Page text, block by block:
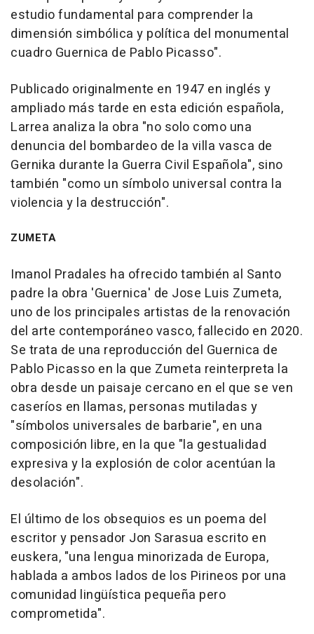
estudio fundamental para comprender la
dimensión simbólica y política del monumental
cuadro Guernica de Pablo Picasso".
Publicado originalmente en 1947 en inglés y
ampliado más tarde en esta edición española,
Larrea analiza la obra "no solo como una
denuncia del bombardeo de la villa vasca de
Gernika durante la Guerra Civil Española", sino
también "como un símbolo universal contra la
violencia y la destrucción".
ZUMETA
Imanol Pradales ha ofrecido también al Santo
padre la obra 'Guernica' de Jose Luis Zumeta,
uno de los principales artistas de la renovación
del arte contemporáneo vasco, fallecido en 2020.
Se trata de una reproducción del Guernica de
Pablo Picasso en la que Zumeta reinterpreta la
obra desde un paisaje cercano en el que se ven
caseríos en llamas, personas mutiladas y
"símbolos universales de barbarie", en una
composición libre, en la que "la gestualidad
expresiva y la explosión de color acentúan la
desolación".
El último de los obsequios es un poema del
escritor y pensador Jon Sarasua escrito en
euskera, "una lengua minorizada de Europa,
hablada a ambos lados de los Pirineos por una
comunidad lingüística pequeña pero
comprometida".